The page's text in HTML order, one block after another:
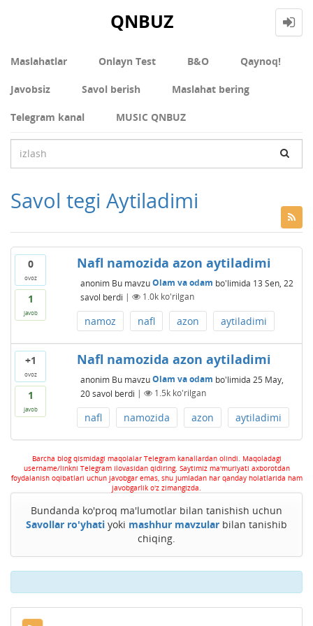
QNBUZ
Maslahatlar Onlayn Test В&О Qaynoq!
Javobsiz Savol berish Maslahat bering
Telegram kanal MUSIC QNBUZ
Savol tegi Aytiladimi
0
ovoz
1
javob
Nafl namozida azon aytiladimi
anonim Bu mavzuOlam va odam bo'limida 13 Sen, 22
savol berdi | 1.0kko'rilgan
namoz nafl azon aytiladimi
+1
ovoz
1
javob
Nafl namozida azon aytiladimi
anonim Bu mavzuOlam va odam bo'limida 25 May,
20 savol berdi | 1.5kko'rilgan
nafl namozida azon aytiladimi
Barcha blog qismidagi maqolalar Telegram kanallardan olindi. Maqoladagi
username/linkni Telegram ilovasidan qidiring. Saytimiz ma'muriyati axborotdan
foydalanish oqibatlari uchun javobgar emas, shu jumladan har qanday holatlarida ham
javobgarlik o'z zimangizda.
Bundanda ko'proq ma'lumotlar bilan tanishish uchun
Savollar ro'yhati yoki mashhur mavzular bilan tanishib
chiqing.